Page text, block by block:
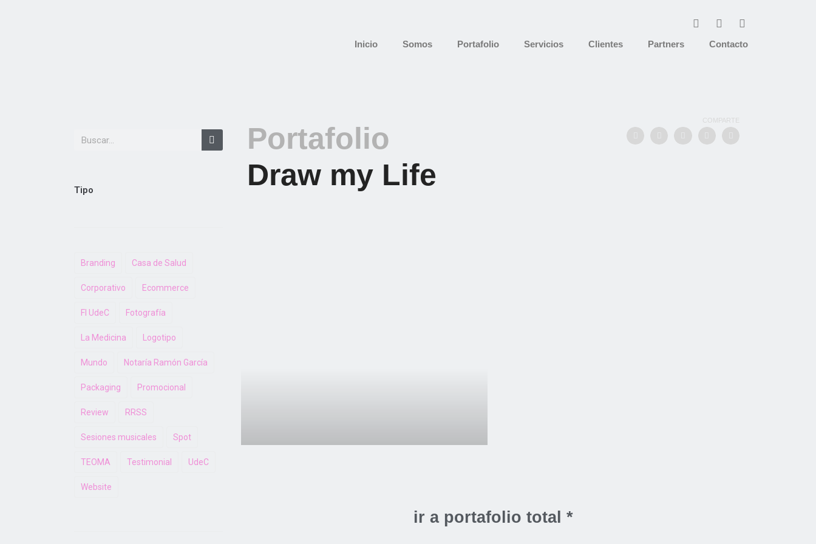
Inicio Somos Portafolio Servicios Clientes Partners Contacto
Tipo
Branding Casa de Salud
Corporativo Ecommerce
FI UdeC Fotografía
La Medicina Logotipo
Mundo Notaría Ramón García
Packaging Promocional
Review RRSS
Sesiones musicales Spot
TEOMA Testimonial UdeC
Website
Portafolio
Draw my Life
COMPARTE
ir a portafolio total *